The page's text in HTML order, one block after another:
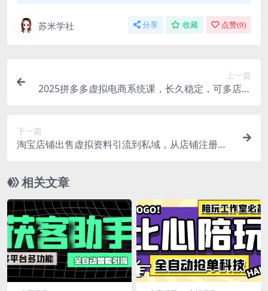
苏米学社 分享 收藏 点赞(0)
上一篇
2025拼多多虚拟电商系统课，长久稳定，可多店，
下一篇
淘宝店铺出售虚拟资料引流到私域，从店铺注册到
相关文章